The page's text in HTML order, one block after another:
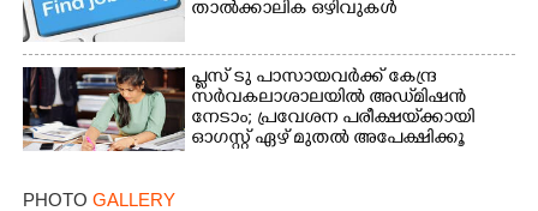
താൽക്കാലിക ഒഴിവുകൾ
പ്ലസ് ടു പാസായവർക്ക് കേന്ദ്ര
സർവകലാശാലയിൽ അഡ്‌മിഷൻ
നേടാം; പ്രവേശന പരീക്ഷയ്‌ക്കായി
ഓഗസ്റ്റ് ഏഴ് മുതൽ അപേക്ഷിക്കൂ
PHOTO GALLERY